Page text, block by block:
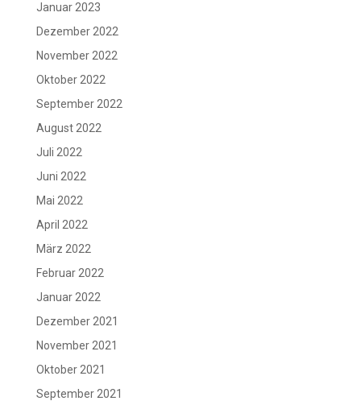
Januar 2023
Dezember 2022
November 2022
Oktober 2022
September 2022
August 2022
Juli 2022
Juni 2022
Mai 2022
April 2022
März 2022
Februar 2022
Januar 2022
Dezember 2021
November 2021
Oktober 2021
September 2021